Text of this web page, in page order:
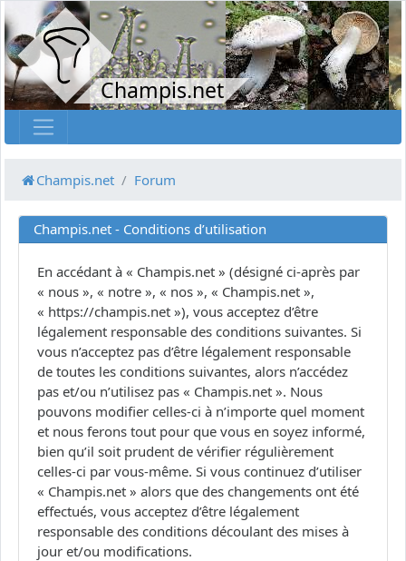
Champis.net
Champis.net Forum
Champis.net - Conditions d’utilisation
En accédant à « Champis.net » (désigné ci-après par
« nous », « notre », « nos », « Champis.net »,
« https://champis.net »), vous acceptez d’être
légalement responsable des conditions suivantes. Si
vous n’acceptez pas d’être légalement responsable
de toutes les conditions suivantes, alors n’accédez
pas et/ou n’utilisez pas « Champis.net ». Nous
pouvons modifier celles-ci à n’importe quel moment
et nous ferons tout pour que vous en soyez informé,
bien qu’il soit prudent de vérifier régulièrement
celles-ci par vous-même. Si vous continuez d’utiliser
« Champis.net » alors que des changements ont été
effectués, vous acceptez d’être légalement
responsable des conditions découlant des mises à
jour et/ou modifications.